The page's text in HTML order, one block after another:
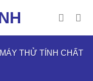
MÁY THỬ TÍNH CHẤT